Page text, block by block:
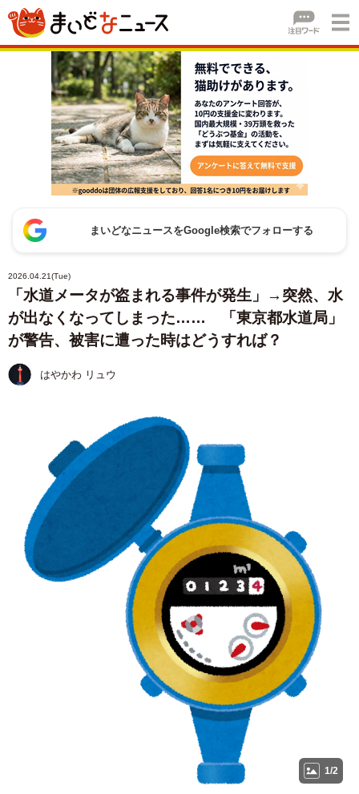
まいどなニュースをGoogle検索でフォローする
2026.04.21(Tue)
「水道メータが盗まれる事件が発生」→突然、水
が出なくなってしまった…… 「東京都水道局」
が警告、被害に遭った時はどうすれば？
はやかわ リュウ
1/2